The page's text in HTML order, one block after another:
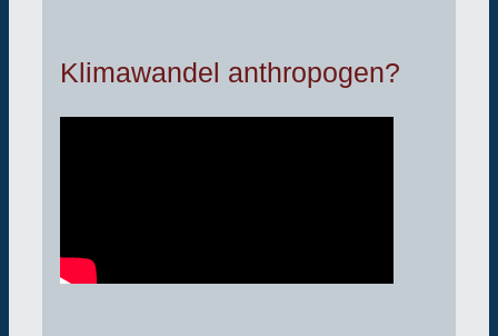
Klimawandel anthropogen?